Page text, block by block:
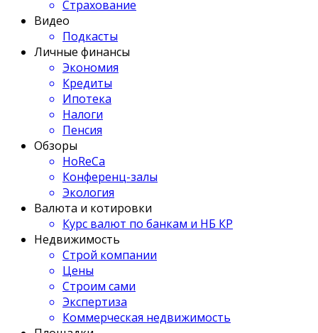
Страхование
Видео
Подкасты
Личные финансы
Экономия
Кредиты
Ипотека
Налоги
Пенсия
Обзоры
HoReCa
Конференц-залы
Экология
Валюта и котировки
Курс валют по банкам и НБ КР
Недвижимость
Строй компании
Цены
Строим сами
Экспертиза
Коммерческая недвижимость